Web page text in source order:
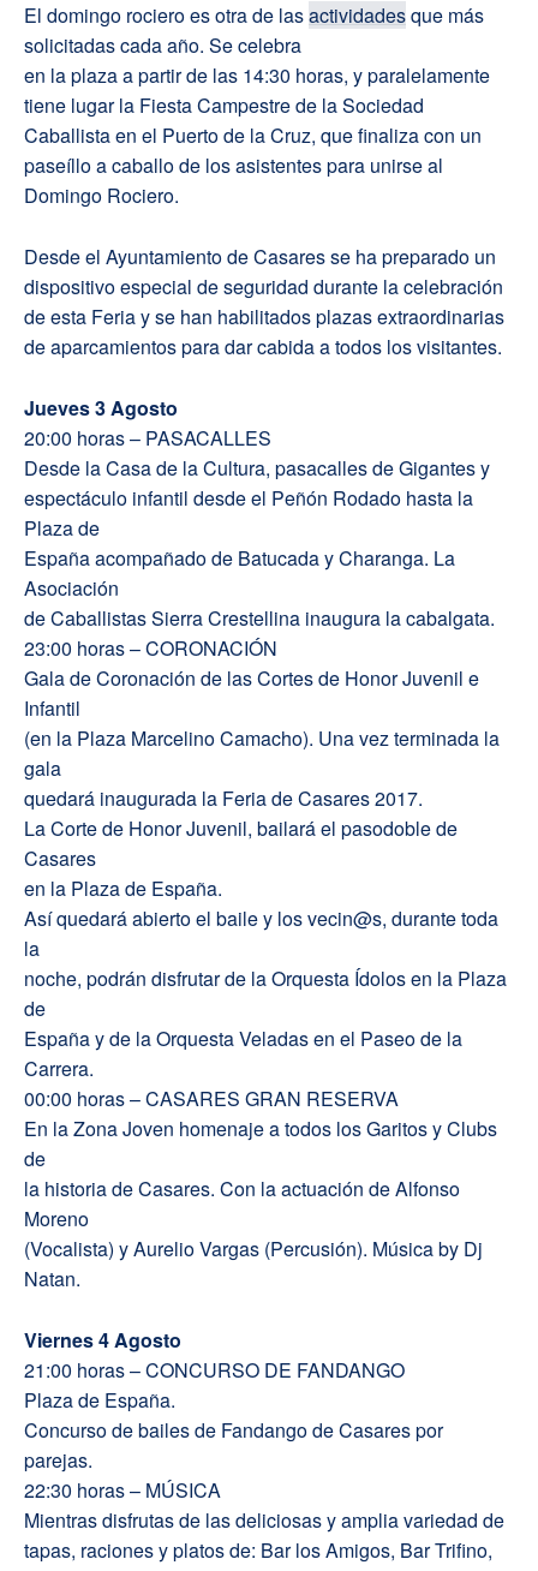
El domingo rociero es otra de lasactividadesque más
solicitadas cada año. Se celebra
en la plaza a partir de las 14:30 horas, y paralelamente
tiene lugar la Fiesta Campestre de la Sociedad
Caballista en el Puerto de la Cruz, que finaliza con un
paseíllo a caballo de los asistentes para unirse al
Domingo Rociero.
Desde el Ayuntamiento de Casares se ha preparado un
dispositivo especial de seguridad durante la celebración
de esta Feria y se han habilitados plazas extraordinarias
de aparcamientos para dar cabida a todos los visitantes.
Jueves 3 Agosto
20:00 horas – PASACALLES
Desde la Casa de la Cultura, pasacalles de Gigantes y
espectáculo infantil desde el Peñón Rodado hasta la
Plaza de
España acompañado de Batucada y Charanga. La
Asociación
de Caballistas Sierra Crestellina inaugura la cabalgata.
23:00 horas – CORONACIÓN
Gala de Coronación de las Cortes de Honor Juvenil e
Infantil
(en la Plaza Marcelino Camacho). Una vez terminada la
gala
quedará inaugurada la Feria de Casares 2017.
La Corte de Honor Juvenil, bailará el pasodoble de
Casares
en la Plaza de España.
Así quedará abierto el baile y los vecin@s, durante toda
la
noche, podrán disfrutar de la Orquesta Ídolos en la Plaza
de
España y de la Orquesta Veladas en el Paseo de la
Carrera.
00:00 horas – CASARES GRAN RESERVA
En la Zona Joven homenaje a todos los Garitos y Clubs
de
la historia de Casares. Con la actuación de Alfonso
Moreno
(Vocalista) y Aurelio Vargas (Percusión). Música by Dj
Natan.
Viernes 4 Agosto
21:00 horas – CONCURSO DE FANDANGO
Plaza de España.
Concurso de bailes de Fandango de Casares por
parejas.
22:30 horas – MÚSICA
Mientras disfrutas de las deliciosas y amplia variedad de
tapas, raciones y platos de: Bar los Amigos, Bar Trifino,